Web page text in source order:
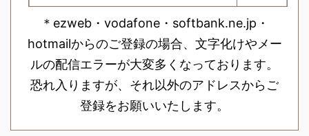
＊ezweb・vodafone・softbank.ne.jp・
hotmailからのご登録の場合、文字化けやメー
ルの配信エラーが大変多くなっております。
恐れ入りますが、それ以外のアドレスからご
登録をお願いいたします。